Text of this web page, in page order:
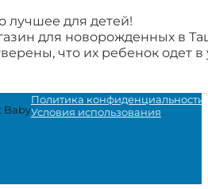
лучшее для детей!
для новорожденных в
что их ребенок одет
Baby
Политика конфиденциальности
Условия использования